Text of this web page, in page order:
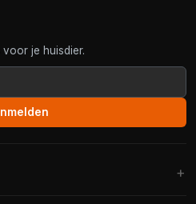
je huisdier.